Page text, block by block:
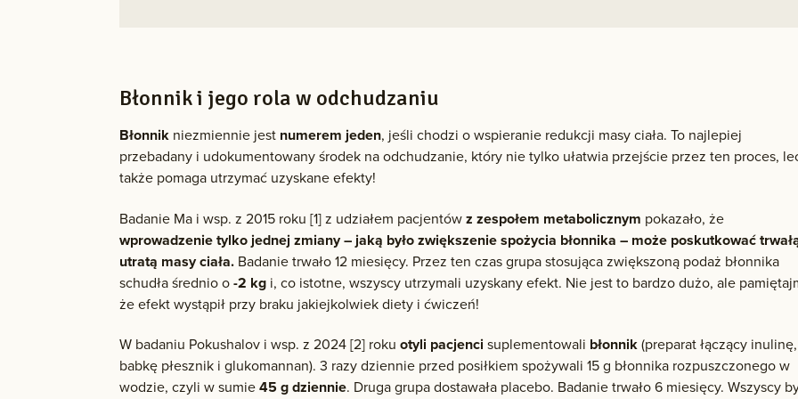
Błonnik i jego rola w odchudzaniu
Błonnik niezmiennie jest numerem jeden, jeśli chodzi o wspieranie redukcji masy ciała. To najlepiej
przebadany i udokumentowany środek na odchudzanie, który nie tylko ułatwia przejście przez ten proces,
także pomaga utrzymać uzyskane efekty!
Badanie Ma i wsp. z 2015 roku [1] z udziałem pacjentówz zespołem metabolicznym pokazało, że
wprowadzenie tylko jednej zmiany – jaką było zwiększenie spożycia błonnika – może poskutkować
utratą masy ciała. Badanie trwało 12 miesięcy. Przez ten czas grupa stosująca zwiększoną podaż błonnika
schudła średnio o-2 kg i, co istotne, wszyscy utrzymali uzyskany efekt. Nie jest to bardzo dużo, ale
że efekt wystąpił przy braku jakiejkolwiek diety i ćwiczeń!
W badaniu Pokushalov i wsp. z 2024 [2] rokuotyli pacjenci suplementowali błonnik(preparat łączący inulinę,
babkę płesznik i glukomannan). 3 razy dziennie przed posiłkiem spożywali 15 g błonnika rozpuszczonego w
wodzie, czyli w sumie45 g dziennie. Druga grupa dostawała placebo. Badanie trwało 6 miesięcy. Wszyscy